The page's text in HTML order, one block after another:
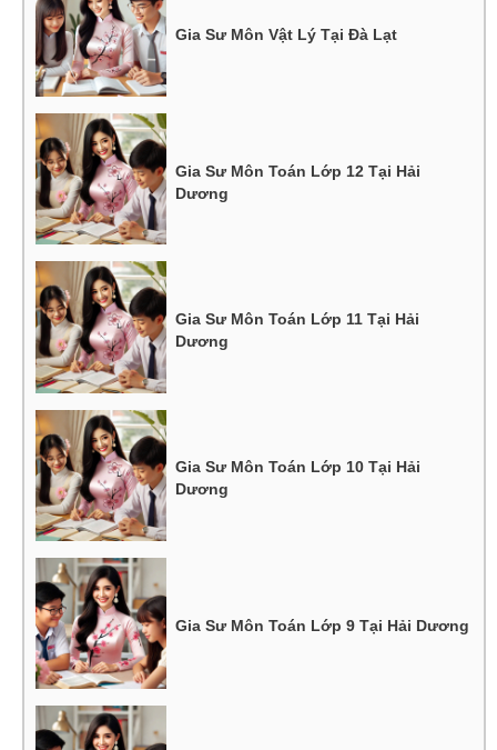
Gia Sư Môn Vật Lý Tại Đà Lạt
Gia Sư Môn Toán Lớp 12 Tại Hải
Dương
Gia Sư Môn Toán Lớp 11 Tại Hải
Dương
Gia Sư Môn Toán Lớp 10 Tại Hải
Dương
Gia Sư Môn Toán Lớp 9 Tại Hải Dương